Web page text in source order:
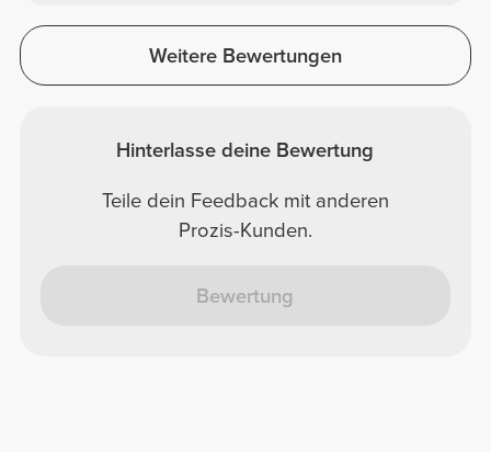
Weitere Bewertungen
Hinterlasse deine Bewertung
Teile dein Feedback mit anderen
Prozis-Kunden.
Bewertung